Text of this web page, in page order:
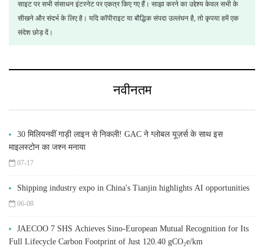
साइट पर सभी संसाधन इंटरनेट पर एकत्र किए गए हैं। साझा करने का उद्देश्य केवल सभी के
सीखने और संदर्भ के लिए है। यदि कॉपीराइट या बौद्धिक संपदा उल्लंघन है, तो कृपया हमें एक
संदेश छोड़ दें।
नवीनतम
30 मिलियनवीं गाड़ी लाइन से निकली! GAC ने ग्लोबल यूज़र्स के साथ इस
माइलस्टोन का जश्न मनाया
07-17
Shipping industry expo in China's Tianjin highlights AI opportunities
06-08
JAECOO 7 SHS Achieves Sino-European Mutual Recognition for Its
Full Lifecycle Carbon Footprint of Just 120.40 gCO₂e/km